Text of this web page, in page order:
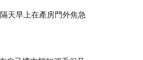
天早上在產房門外焦急